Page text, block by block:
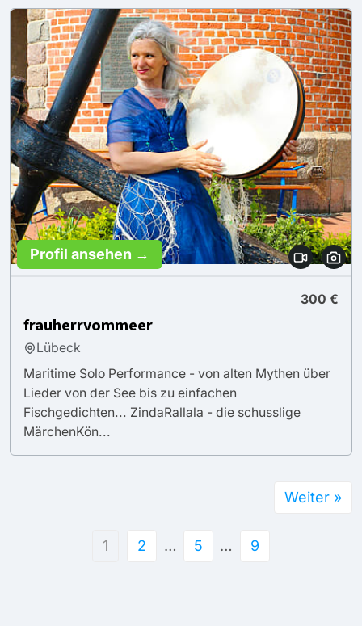
Profil ansehen →
300 €
frauherrvommeer
Lübeck
Maritime Solo Performance - von alten Mythen über
Lieder von der See bis zu einfachen
Fischgedichten... ZindaRallala - die schusslige
MärchenKön...
1 2 … 5 … 9
Weiter »